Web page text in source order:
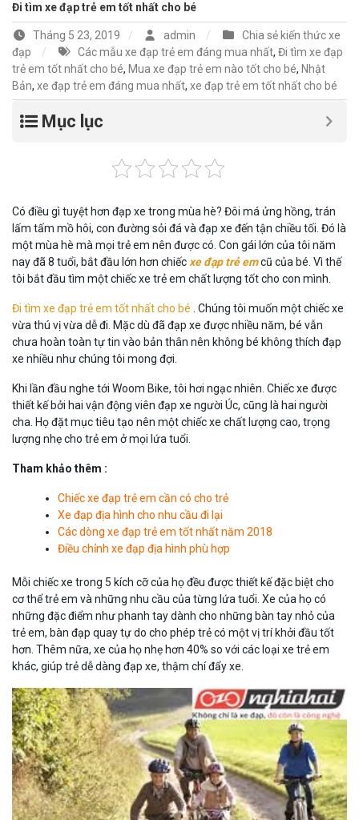
Đi tìm xe đạp trẻ em tốt nhất cho bé
Tháng 5 23, 2019 admin
Chia sẻ kiến thức xe
đạp
Các mẫu xe đạp trẻ em đáng mua nhất, Đi tìm xe đạp
trẻ em tốt nhất cho bé, Mua xe đạp trẻ em nào tốt cho bé, Nhật
Bản, xe đạp trẻ em đáng mua nhất, xe đạp trẻ em tốt nhất cho bé
Mục lục
Có điều gì tuyệt hơn đạp xe trong mùa hè? Đôi má ửng hồng, trán
lấm tấm mồ hôi, con đường sỏi đá và đạp xe đến tận chiều tối. Đó là
một mùa hè mà mọi trẻ em nên được có. Con gái lớn của tôi năm
nay đã 8 tuổi, bắt đầu lớn hơn chiếcxe đạp trẻ emcũ của bé. Vì thế
tôi bắt đầu tìm một chiếc xe trẻ em chất lượng tốt cho con mình.
Đi tìm xe đạp trẻ em tốt nhất cho bé . Chúng tôi muốn một chiếc xe
vừa thú vị vừa dễ đi. Mặc dù đã đạp xe được nhiều năm, bé vẫn
chưa hoàn toàn tự tin vào bản thân nên không bé không thích đạp
xe nhiều như chúng tôi mong đợi.
Khi lần đầu nghe tới Woom Bike, tôi hơi ngạc nhiên. Chiếc xe được
thiết kế bởi hai vận động viên đạp xe người Úc, cũng là hai người
cha. Họ đặt mục tiêu tạo nên một chiếc xe chất lượng cao, trọng
lượng nhẹ cho trẻ em ở mọi lứa tuổi.
Tham khảo thêm :
Chiếc xe đạp trẻ em cần có cho trẻ
Xe đạp địa hình cho nhu cầu đi lại
Các dòng xe đạp trẻ em tốt nhất năm 2018
Điều chỉnh xe đạp địa hình phù hợp
Mỗi chiếc xe trong 5 kích cỡ của họ đều được thiết kế đặc biệt cho
cơ thể trẻ em và những nhu cầu của từng lứa tuổi. Xe của họ có
những đặc điểm như phanh tay dành cho những bàn tay nhỏ của
trẻ em, bàn đạp quay tự do cho phép trẻ có một vị trí khởi đầu tốt
hơn. Thêm nữa, xe của họ nhẹ hơn 40% so với các loại xe trẻ em
khác, giúp trẻ dễ dàng đạp xe, thậm chí đẩy xe.